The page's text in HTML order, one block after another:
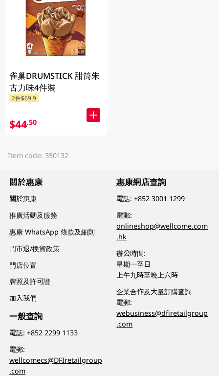
雀巢DRUMSTICK 甜筒朱
古力味4件裝
2件$69.9
$44.50
Item code: 350132
關於惠康
關於惠康
推廣活動及服務
惠康 WhatsApp 條款及細則
門市退/換貨政策
門店位置
牌照及許可證
加入我們
一般查詢
電話:+852 2299 1133
電郵:
wellcomecs@DFIretailgroup
.com
惠康網店查詢
電話:+852 3001 1299
電郵:
onlineshop@wellcome.com
.hk
辦公時間:
星期一至日
上午九時至晚上六時
企業合作及大量訂購查詢
電郵:
webusiness@dfiretailgroup
.com